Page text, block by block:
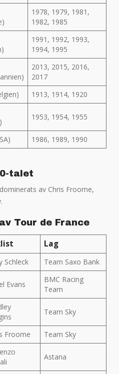
1978, 1979, 1981,
1982, 1985
1991, 1992, 1993,
1994, 1995
2013, 2015, 2016,
2017
1913, 1914, 1920
1953, 1954, 1955
1986, 1989, 1990
talet
av Chris Froome,
Tour de France
Lag
Schleck Team Saxo Bank
Evans
BMC Racing
Team
Team Sky
Froome Team Sky
Astana